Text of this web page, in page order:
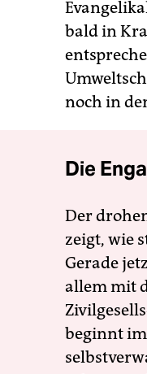
bald in
noch in
Die
Der
zeigt, wie
Gerade
allem mit
beginnt